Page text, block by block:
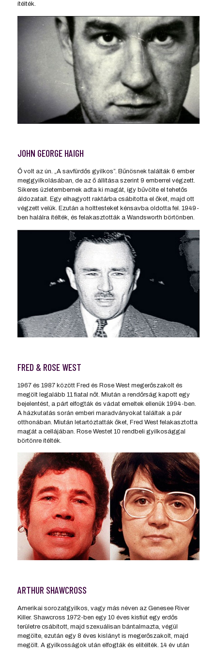
ítélték.
JOHN GEORGE HAIGH
Ő volt az ún. „A savfürdős gyilkos”. Bűnösnek találták 6 ember
meggyilkolásában, de az ő állítása szerint 9 emberrel végzett.
Sikeres üzletembernek adta ki magát, így bűvölte el tehetős
áldozatait. Egy elhagyott raktárba csábította el őket, majd ott
végzett velük. Ezután a holttesteket kénsavba oldotta fel. 1949-
ben halálra ítélték, és felakasztották a Wandsworth börtönben.
FRED & ROSE WEST
1967 és 1987 között Fred és Rose West megerőszakolt és
megölt legalább 11 fiatal nőt. Miután a rendőrság kapott egy
bejelentést, a párt elfogták és vádat emeltek ellenük 1994-ben.
A házkutatás során emberi maradványokat találtak a pár
otthonában. Miután letartóztatták őket, Fred West felakasztotta
magát a cellájában. Rose Westet 10 rendbeli gyilkosággal
börtönre ítélték.
ARTHUR SHAWCROSS
Amerikai sorozatgyilkos, vagy más néven az Genesee River
Killer. Shawcross 1972-ben egy 10 éves kisfiút egy erdős
területre csábított, majd szexuálisan bántalmazta, végül
megölte, ezután egy 8 éves kislányt is megerőszakolt, majd
megölt. A gyilkosságok után elfogták és elítélték. 14 év után